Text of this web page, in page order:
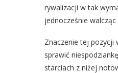
rywalizacji w tak
jednocześnie
Znaczenie tej pozycji
sprawić
starciach z niżej